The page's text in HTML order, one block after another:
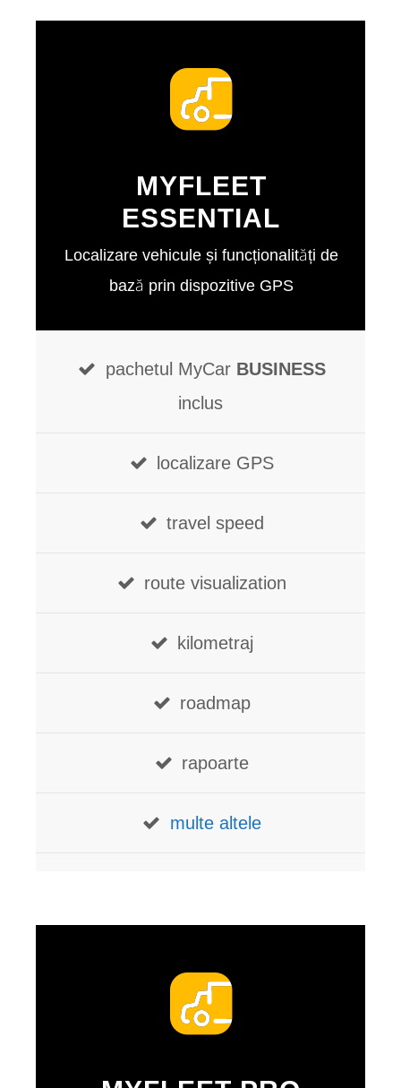
MYFLEET
ESSENTIAL
Localizare vehicule și funcționalități de
bază prin dispozitive GPS
pachetul MyCar BUSINESS
inclus
localizare GPS
travel speed
route visualization
kilometraj
roadmap
rapoarte
multe altele